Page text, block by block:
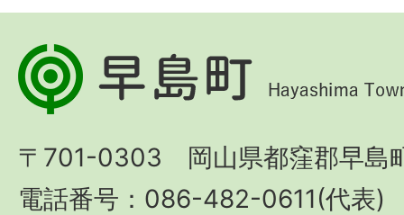
早
島
Hayashima
Town
〒701-0303 岡山県都窪郡早島
電話番号：086-482-0611(代表)